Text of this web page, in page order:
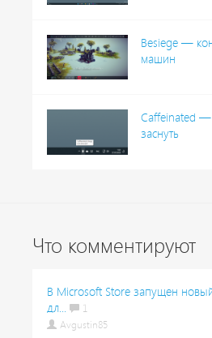
Besiege —
машин
Caffeinated —
заснуть
Что комментируют
В Microsoft Store запущен
дл...
1
Avgustin85